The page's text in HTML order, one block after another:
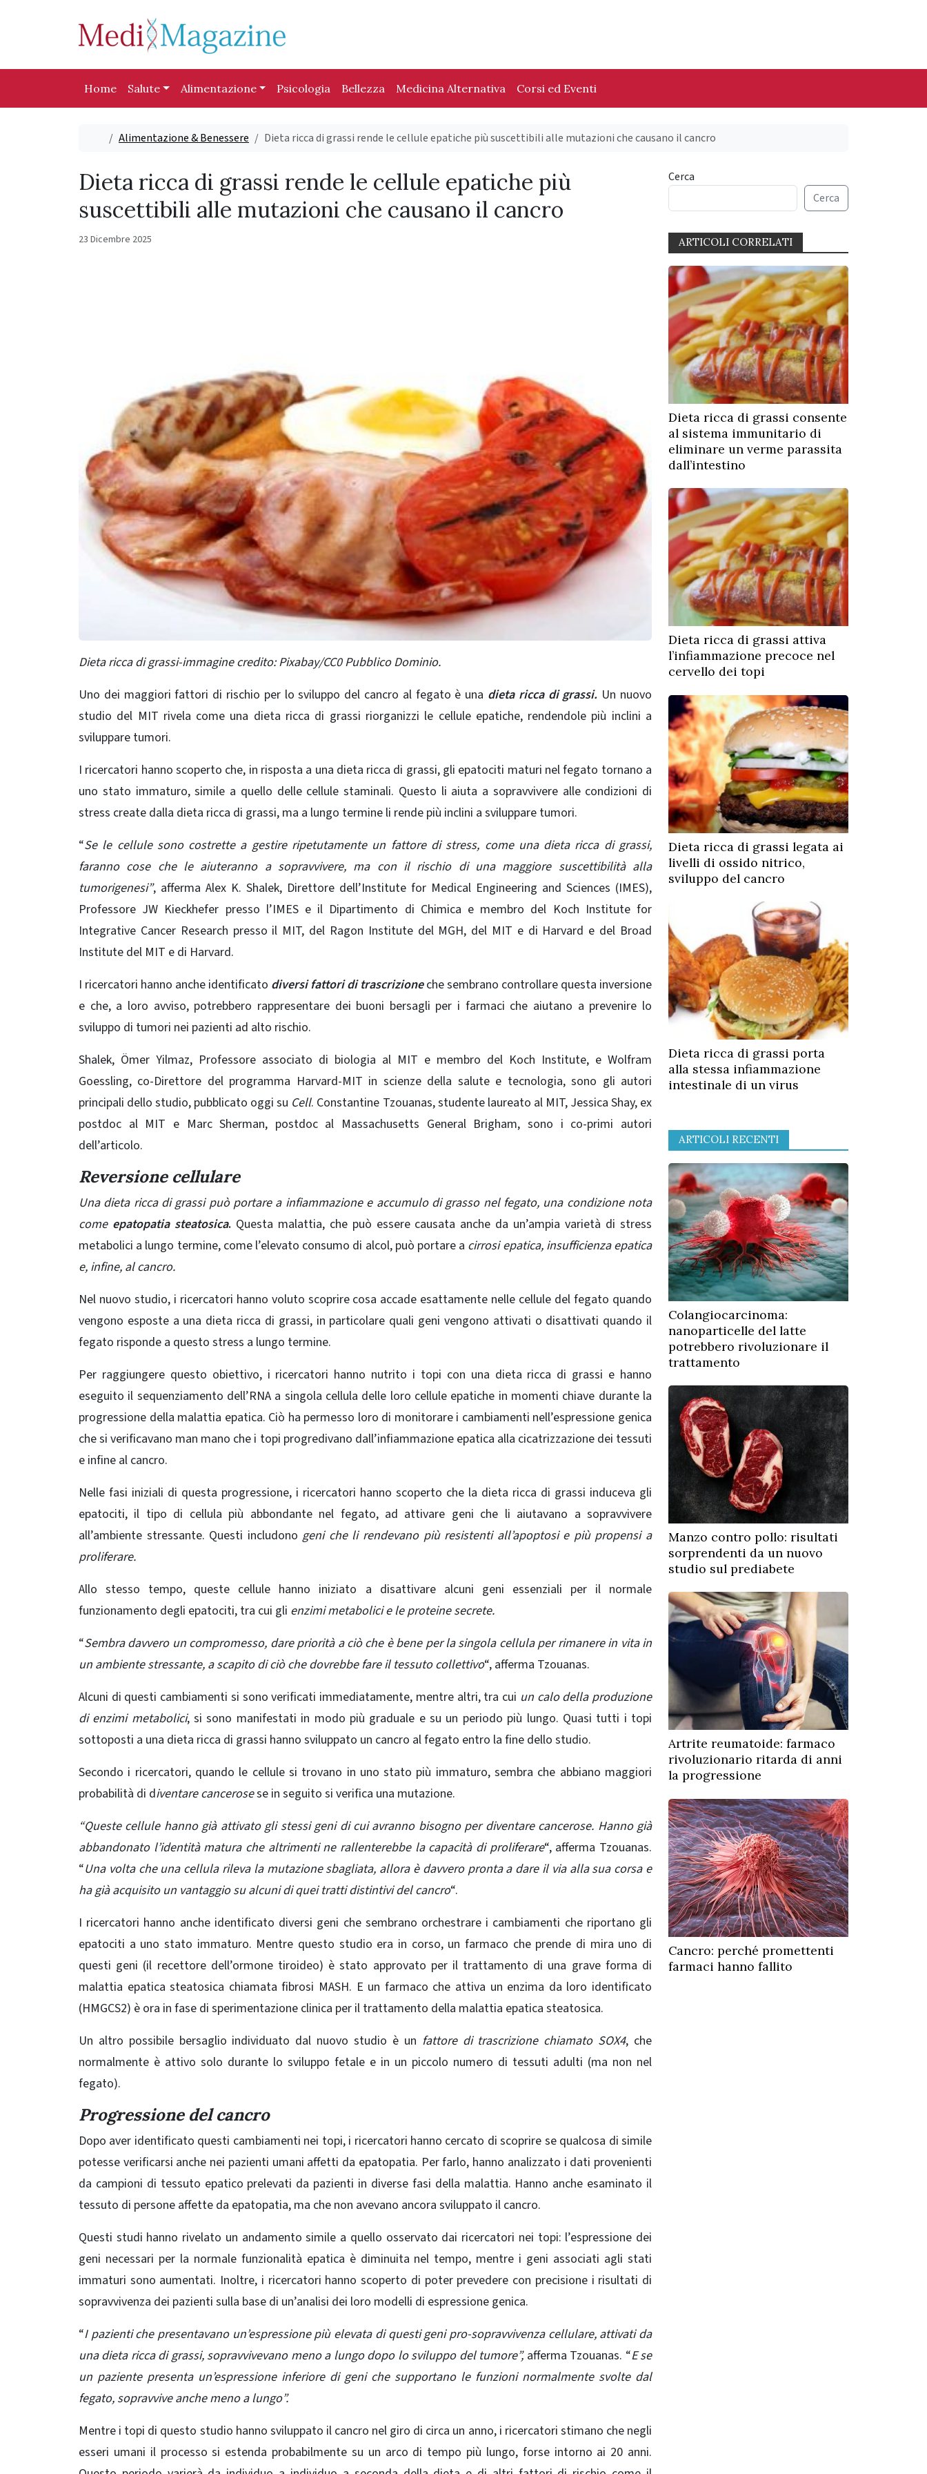
Home Salute Alimentazione Psicologia Bellezza Medicina Alternativa Corsi ed Eventi
Home
Alimentazione & Benessere Dieta ricca di grassi rende le cellule epatiche più suscettibili alle mutazioni che causano il cancro
Dieta ricca di grassi rende le cellule epatiche più
suscettibili alle mutazioni che causano il cancro
23 Dicembre 2025
Dieta ricca di grassi-immagine credito: Pixabay/CC0 Pubblico Dominio.
Uno dei maggiori fattori di rischio per lo sviluppo del cancro al fegato è una dieta ricca di grassi. Un nuovo
studio del MIT rivela come una dieta ricca di grassi riorganizzi le cellule epatiche, rendendole più inclini a
sviluppare tumori.
I ricercatori hanno scoperto che, in risposta a una dieta ricca di grassi, gli epatociti maturi nel fegato tornano a
uno stato immaturo, simile a quello delle cellule staminali. Questo li aiuta a sopravvivere alle condizioni di
stress create dalla dieta ricca di grassi, ma a lungo termine li rende più inclini a sviluppare tumori.
“Se le cellule sono costrette a gestire ripetutamente un fattore di stress, come una dieta ricca di grassi,
faranno cose che le aiuteranno a sopravvivere, ma con il rischio di una maggiore suscettibilità alla
tumorigenesi”, afferma Alex K. Shalek, Direttore dell’Institute for Medical Engineering and Sciences (IMES),
Professore JW Kieckhefer presso l’IMES e il Dipartimento di Chimica e membro del Koch Institute for
Integrative Cancer Research presso il MIT, del Ragon Institute del MGH, del MIT e di Harvard e del Broad
Institute del MIT e di Harvard.
I ricercatori hanno anche identificato diversi fattori di trascrizioneche sembrano controllare questa inversione
e che, a loro avviso, potrebbero rappresentare dei buoni bersagli per i farmaci che aiutano a prevenire lo
sviluppo di tumori nei pazienti ad alto rischio.
Shalek, Ömer Yilmaz, Professore associato di biologia al MIT e membro del Koch Institute, e Wolfram
Goessling, co-Direttore del programma Harvard-MIT in scienze della salute e tecnologia, sono gli autori
principali dellostudio, pubblicato oggi su Cell. Constantine Tzouanas, studente laureato al MIT, Jessica Shay, ex
postdoc al MIT e Marc Sherman, postdoc al Massachusetts General Brigham, sono i co-primi autori
dell’articolo.
Reversione cellulare
Una dieta ricca di grassi può portare a infiammazione e accumulo di grasso nel fegato, una condizione nota
come epatopatia steatosica. Questa malattia, che può essere causata anche da un’ampia varietà di stress
metabolici a lungo termine, come l’elevato consumo di alcol, può portare a cirrosi epatica, insufficienza epatica
e, infine, al cancro.
Nel nuovo studio, i ricercatori hanno voluto scoprire cosa accade esattamente nelle cellule del fegato quando
vengono esposte a una dieta ricca di grassi, in particolare quali geni vengono attivati ​​o disattivati ​​quando il
fegato risponde a questo stress a lungo termine.
Per raggiungere questo obiettivo, i ricercatori hanno nutrito i topi con una dieta ricca di grassi e hanno
eseguito il sequenziamento dell’RNA a singola cellula delle loro cellule epatiche in momenti chiave durante la
progressione della malattia epatica. Ciò ha permesso loro di monitorare i cambiamenti nell’espressione genica
che si verificavano man mano che i topi progredivano dall’infiammazione epatica alla cicatrizzazione dei tessuti
e infine al cancro.
Nelle fasi iniziali di questa progressione, i ricercatori hanno scoperto che la dieta ricca di grassi induceva gli
epatociti, il tipo di cellula più abbondante nel fegato, ad attivare geni che li aiutavano a sopravvivere
all’ambiente stressante. Questi includono geni che li rendevano più resistenti all’apoptosi e più propensi a
proliferare.
Allo stesso tempo, queste cellule hanno iniziato a disattivare alcuni geni essenziali per il normale
funzionamento degli epatociti, tra cui gli enzimi metabolici e le proteine ​​secrete.
“Sembra davvero un compromesso, dare priorità a ciò che è bene per la singola cellula per rimanere in vita in
un ambiente stressante, a scapito di ciò che dovrebbe fare il tessuto collettivo“, afferma Tzouanas.
Alcuni di questi cambiamenti si sono verificati immediatamente, mentre altri, tra cui un calo della produzione
di enzimi metabolici, si sono manifestati in modo più graduale e su un periodo più lungo. Quasi tutti i topi
sottoposti a una dieta ricca di grassi hanno sviluppato un cancro al fegato entro la fine dello studio.
Secondo i ricercatori, quando le cellule si trovano in uno stato più immaturo, sembra che abbiano maggiori
probabilità di diventare cancerosese in seguito si verifica una mutazione.
“Queste cellule hanno già attivato gli stessi geni di cui avranno bisogno per diventare cancerose. Hanno già
abbandonato l’identità matura che altrimenti ne rallenterebbe la capacità di proliferare“, afferma Tzouanas.
“Una volta che una cellula rileva la mutazione sbagliata, allora è davvero pronta a dare il via alla sua corsa e
ha già acquisito un vantaggio su alcuni di quei tratti distintivi del cancro“.
I ricercatori hanno anche identificato diversi geni che sembrano orchestrare i cambiamenti che riportano gli
epatociti a uno stato immaturo. Mentre questo studio era in corso, un farmaco che prende di mira uno di
questi geni (il recettore dell’ormone tiroideo) è stato approvato per il trattamento di una grave forma di
malattia epatica steatosica chiamata fibrosi MASH. E un farmaco che attiva un enzima da loro identificato
(HMGCS2) è ora in fase di sperimentazione clinica per il trattamento della malattia epatica steatosica.
Un altro possibile bersaglio individuato dal nuovo studio è un fattore di trascrizione chiamato SOX4, che
normalmente è attivo solo durante lo sviluppo fetale e in un piccolo numero di tessuti adulti (ma non nel
fegato).
Progressione del cancro
Dopo aver identificato questi cambiamenti nei topi, i ricercatori hanno cercato di scoprire se qualcosa di simile
potesse verificarsi anche nei pazienti umani affetti da epatopatia. Per farlo, hanno analizzato i dati provenienti
da campioni di tessuto epatico prelevati da pazienti in diverse fasi della malattia. Hanno anche esaminato il
tessuto di persone affette da epatopatia, ma che non avevano ancora sviluppato il cancro.
Questi studi hanno rivelato un andamento simile a quello osservato dai ricercatori nei topi: l’espressione dei
geni necessari per la normale funzionalità epatica è diminuita nel tempo, mentre i geni associati agli stati
immaturi sono aumentati. Inoltre, i ricercatori hanno scoperto di poter prevedere con precisione i risultati di
sopravvivenza dei pazienti sulla base di un’analisi dei loro modelli di espressione genica.
“I pazienti che presentavano un’espressione più elevata di questi geni pro-sopravvivenza cellulare, attivati ​​da
una dieta ricca di grassi, sopravvivevano meno a lungo dopo lo sviluppo del tumore”,afferma Tzouanas. “E se
un paziente presenta un’espressione inferiore di geni che supportano le funzioni normalmente svolte dal
fegato, sopravvive anche meno a lungo”.
Mentre i topi di questo studio hanno sviluppato il cancro nel giro di circa un anno, i ricercatori stimano che negli
esseri umani il processo si estenda probabilmente su un arco di tempo più lungo, forse intorno ai 20 anni.
Cerca
Cerca
ARTICOLI CORRELATI
Dieta ricca di grassi consente
al sistema immunitario di
eliminare un verme parassita
dall’intestino
Dieta ricca di grassi attiva
l’infiammazione precoce nel
cervello dei topi
Dieta ricca di grassi legata ai
livelli di ossido nitrico,
sviluppo del cancro
Dieta ricca di grassi porta
alla stessa infiammazione
intestinale di un virus
ARTICOLI RECENTI
Colangiocarcinoma:
nanoparticelle del latte
potrebbero rivoluzionare il
trattamento
Manzo contro pollo: risultati
sorprendenti da un nuovo
studio sul prediabete
Artrite reumatoide: farmaco
rivoluzionario ritarda di anni
la progressione
Cancro: perché promettenti
farmaci hanno fallito